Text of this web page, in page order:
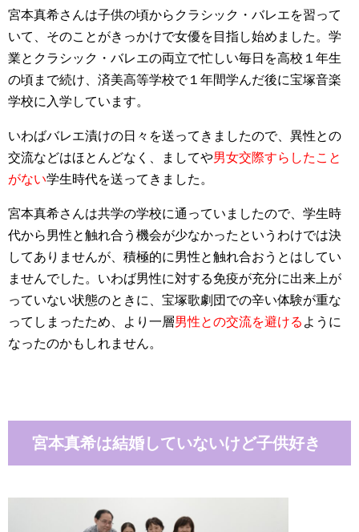
宮本真希さんは子供の頃からクラシック・バレエを習って
いて、そのことがきっかけで女優を目指し始めました。学
業とクラシック・バレエの両立で忙しい毎日を高校１年生
の頃まで続け、済美高等学校で１年間学んだ後に宝塚音楽
学校に入学しています。
いわばバレエ漬けの日々を送ってきましたので、異性との
交流などはほとんどなく、ましてや男女交際すらしたこと
がない学生時代を送ってきました。
宮本真希さんは共学の学校に通っていましたので、学生時
代から男性と触れ合う機会が少なかったというわけでは決
してありませんが、積極的に男性と触れ合おうとはしてい
ませんでした。いわば男性に対する免疫が充分に出来上が
っていない状態のときに、宝塚歌劇団での辛い体験が重な
ってしまったため、より一層男性との交流を避ける ように
なったのかもしれません。
宮本真希は結婚していないけど子供好き